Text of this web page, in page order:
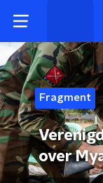
Fragment
over